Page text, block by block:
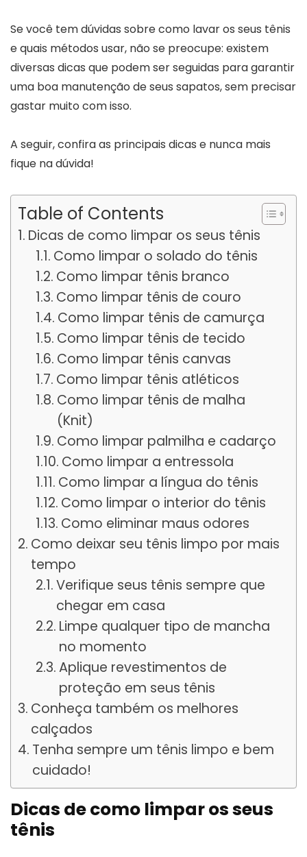
Se você tem dúvidas sobre como lavar os seus tênis
e quais métodos usar, não se preocupe: existem
diversas dicas que podem ser seguidas para garantir
uma boa manutenção de seus sapatos, sem precisar
gastar muito com isso.
A seguir, confira as principais dicas e nunca mais
fique na dúvida!
Table of Contents
Dicas de como limpar os seus tênis
Como limpar o solado do tênis
Como limpar tênis branco
Como limpar tênis de couro
Como limpar tênis de camurça
Como limpar tênis de tecido
Como limpar tênis canvas
Como limpar tênis atléticos
Como limpar tênis de malha
(Knit)
Como limpar palmilha e cadarço
Como limpar a entressola
Como limpar a língua do tênis
Como limpar o interior do tênis
Como eliminar maus odores
Como deixar seu tênis limpo por mais
tempo
Verifique seus tênis sempre que
chegar em casa
Limpe qualquer tipo de mancha
no momento
Aplique revestimentos de
proteção em seus tênis
Conheça também os melhores
calçados
Tenha sempre um tênis limpo e bem
cuidado!
Dicas de como limpar os seus
tênis